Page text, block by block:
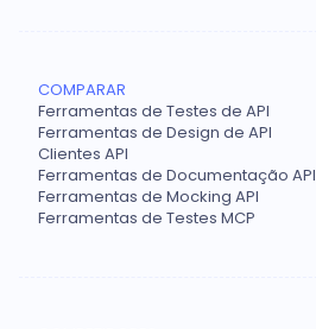
COMPARAR
Ferramentas de Testes de API
Ferramentas de Design de API
Clientes API
Ferramentas de Documentação API
Ferramentas de Mocking API
Ferramentas de Testes MCP